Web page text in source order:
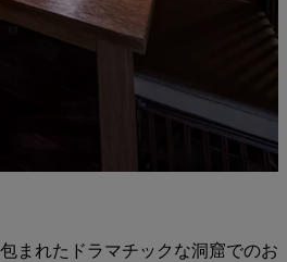
まれたドラマチックな洞窟でのお